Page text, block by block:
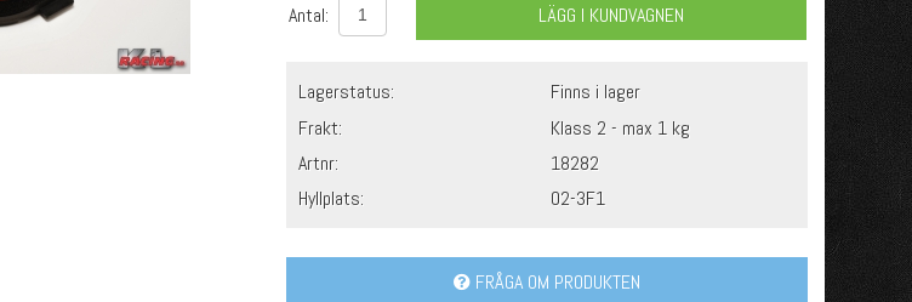
Antal: LÄGG I KUNDVAGNEN
Lagerstatus:
Finns i lager
Frakt:
Klass 2 - max 1 kg
Artnr:
18282
Hyllplats:
O2-3F1
FRÅGA OM PRODUKTEN